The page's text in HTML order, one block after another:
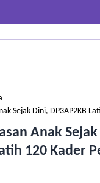
Sejak Dini, DP3AP2KB
Anak
120 Kader